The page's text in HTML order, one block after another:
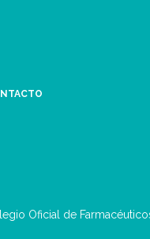
Oficial de